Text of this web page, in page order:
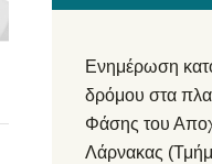
Ενημέρωση
δρόμου στα
Φάσης του
Λάρνακας